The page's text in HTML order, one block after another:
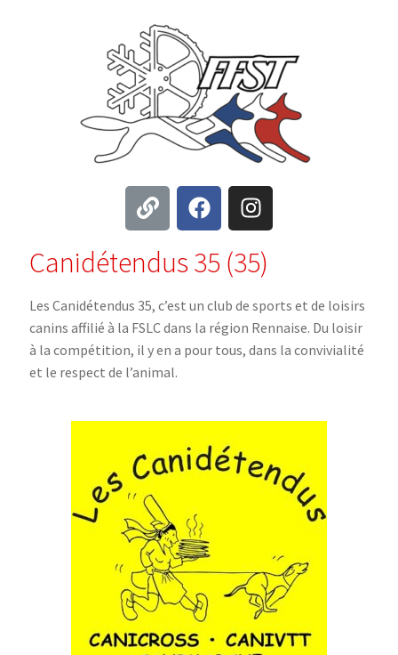
Canidétendus 35 (35)
Les Canidétendus 35, c’est un club de sports et de loisirs
canins affilié à la FSLC dans la région Rennaise. Du loisir
à la compétition, il y en a pour tous, dans la convivialité
et le respect de l’animal.